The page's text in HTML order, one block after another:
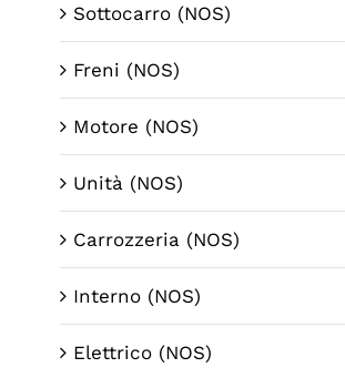
Sottocarro (NOS)
Freni (NOS)
Motore (NOS)
Unità (NOS)
Carrozzeria (NOS)
Interno (NOS)
Elettrico (NOS)